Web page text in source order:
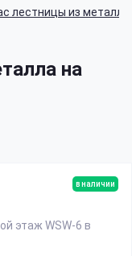
лестницы из металла
на
в наличии